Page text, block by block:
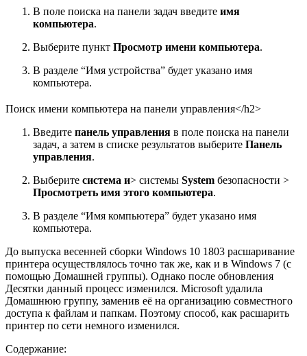
В поле поиска на панели задач введите имя
компьютера.
Выберите пункт Просмотр имени компьютера.
В разделе “Имя устройства” будет указано имя
компьютера.
Поиск имени компьютера на панели управления</h2>
Введите панель управления в поле поиска на панели
задач, а затем в списке результатов выберите Панель
управления.
Выберите система и> системы System безопасности >
Просмотреть имя этого компьютера.
В разделе “Имя компьютера” будет указано имя
компьютера.
До выпуска весенней сборки Windows 10 1803 расшаривание
принтера осуществлялось точно так же, как и в Windows 7 (с
помощью Домашней группы). Однако после обновления
Десятки данный процесс изменился. Microsoft удалила
Домашнюю группу, заменив её на организацию совместного
доступа к файлам и папкам. Поэтому способ, как расшарить
принтер по сети немного изменился.
Содержание: